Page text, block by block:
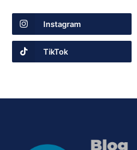
Instagram
TikTok